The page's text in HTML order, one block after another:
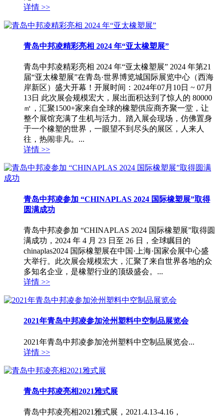
详情 >>
青岛中邦凌精彩亮相 2024 年“亚太橡塑展”
青岛中邦凌精彩亮相 2024 年“亚太橡塑展” 2024 年第21
届“亚太橡塑展”在青岛·世界博览城国际展览中心（西海
岸新区）盛大开幕！开展时间：2024年07月10日 ~ 07月
13日 此次展会规模宏大，展出面积达到了惊人的 80000
㎡，汇聚1500+家来自全球的橡塑供应商齐聚一堂，让
整个展馆充满了生机与活力。踏入展会现场，仿佛置身
于一个橡塑的世界，一眼望不到尽头的展区，人来人
往，热闹非凡。...
详情 >>
青岛中邦凌参加 “CHINAPLAS 2024 国际橡塑展”取得
圆满成功
青岛中邦凌参加 “CHINAPLAS 2024 国际橡塑展”取得圆
满成功，2024 年 4 月 23 日至 26 日，全球瞩目的
chinaplas2024 国际橡塑展在中国·上海·国家会展中心盛
大举行。此次展会规模宏大，汇聚了来自世界各地的众
多知名企业，是橡塑行业的顶级盛会。...
详情 >>
2021年青岛中邦凌参加沧州塑料中空制品展览会
2021年青岛中邦凌参加沧州塑料中空制品展览会...
详情 >>
青岛中邦凌亮相2021雅式展
青岛中邦凌亮相2021雅式展，2021.4.13-4.16，